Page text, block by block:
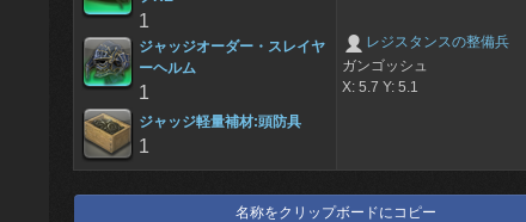
1
ジャッジオーダー・スレイヤ
ーヘルム
1
ジャッジ軽量補材:頭防具
1
レジスタンスの整備兵
ガンゴッシュ
X: 5.7 Y: 5.1
名称をクリップボードにコピー